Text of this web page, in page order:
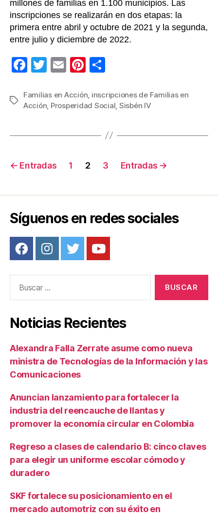
millones de familias en 1.100 municipios. Las
inscripciones se realizarán en dos etapas: la
primera entre abril y octubre de 2021 y la segunda,
entre julio y diciembre de 2022.
F
c
e
o
k
T
tt
er
E
ail
Pi
er
e
m
p
ar
tir
Etiquetas
Familias en Acción, inscripciones de Familias en
Acción, Prosperidad Social, Sisbén IV
Navegación
entradas
← Entradas 1 2 3 Entradas →
Síguenos en redes sociales
Noticias Recientes
Alexandra Falla Zerrate asume como nueva
ministra de Tecnologías de la Información y las
Comunicaciones
Anuncian lanzamiento para fortalecer la
industria del reencauche de llantas y
promover la economía circular en Colombia
Regreso a clases de calendario B: cinco claves
para elegir un uniforme escolar cómodo y
duradero
SKF fortalece su posicionamiento en el
mercado automotriz con su éxito en